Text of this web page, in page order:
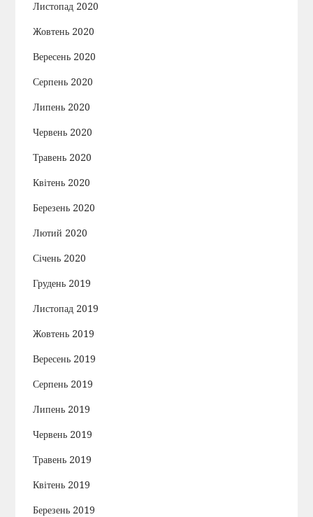
Листопад 2020
Жовтень 2020
Вересень 2020
Серпень 2020
Липень 2020
Червень 2020
Травень 2020
Квітень 2020
Березень 2020
Лютий 2020
Січень 2020
Грудень 2019
Листопад 2019
Жовтень 2019
Вересень 2019
Серпень 2019
Липень 2019
Червень 2019
Травень 2019
Квітень 2019
Березень 2019